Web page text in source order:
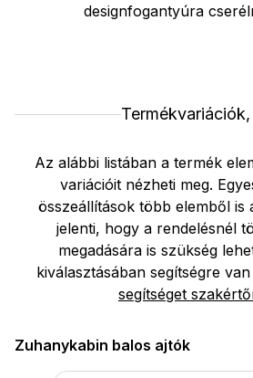
designfogantyúra
Termékvariációk,
Az alábbi listában a termék
variációit nézheti meg.
összeállítások több elemből is
jelenti, hogy a rendelésnél
megadására is szükség
kiválasztásában segítségre
segítséget
Zuhanykabin balos ajtók